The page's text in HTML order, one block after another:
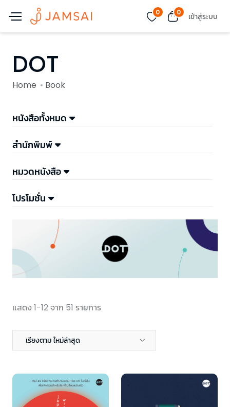
0 0 เข้าสู่ระบบ
DOT
Home Book
หนังสือทั้งหมด
สำนักพิมพ์
หมวดหนังสือ
โปรโมชั่น
แสดง 1-12 จาก 51 รายการ
เรียงตาม ใหม่ล่าสุด